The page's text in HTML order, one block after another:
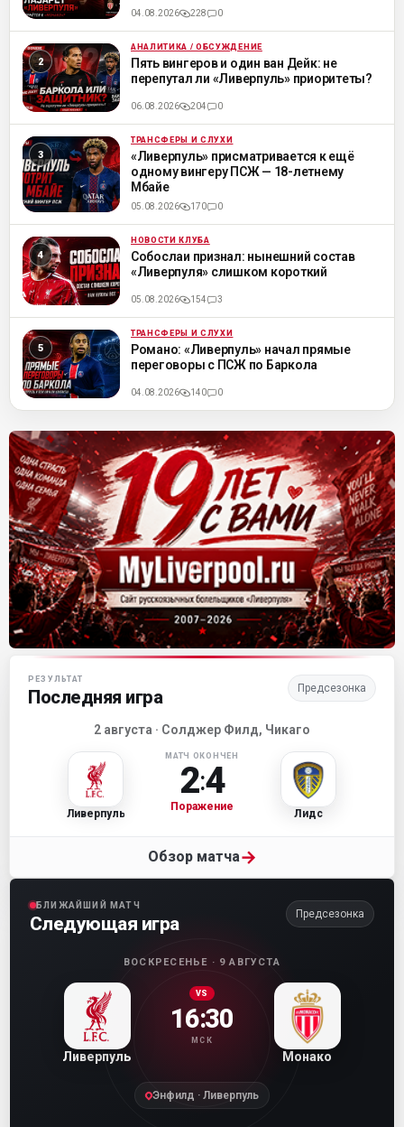
04.08.2026 228 0
ML АНАЛИТИКА / ОБСУЖДЕНИЕ
Пять вингеров и один ван Дейк: не
перепутал ли «Ливерпуль» приоритеты?
06.08.2026 204 0
ML ТРАНСФЕРЫ И СЛУХИ
«Ливерпуль» присматривается к ещё
одному вингеру ПСЖ — 18-летнему
Мбайе
05.08.2026 170 0
ML НОВОСТИ КЛУБА
Собослаи признал: нынешний состав
«Ливерпуля» слишком короткий
05.08.2026 154 3
ML ТРАНСФЕРЫ И СЛУХИ
Романо: «Ливерпуль» начал прямые
переговоры с ПСЖ по Баркола
04.08.2026 140 0
Матч-центр «Ливерпуля»
РЕЗУЛЬТАТ
Последняя игра Предсезонка
2 августа · Солджер Филд, Чикаго
Ливерпуль
МАТЧ ОКОНЧЕН
2:4
Поражение
Лидс
Обзор матча→
БЛИЖАЙШИЙ МАТЧ
Следующая игра Предсезонка
ВОСКРЕСЕНЬЕ · 9 АВГУСТА
Ливерпуль
VS
16:30
МСК
Монако
Энфилд · Ливерпуль